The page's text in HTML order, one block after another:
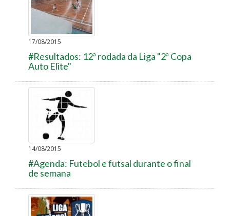
17/08/2015
#Resultados: 12ª rodada da Liga "2ª Copa
Auto Elite"
14/08/2015
#Agenda: Futebol e futsal durante o final
de semana